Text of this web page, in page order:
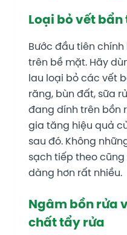
Loại bỏ vết
Bước đầu tiên
trên bề mặt. Hãy
lau loại bỏ các vết
răng, bùn đất, sữa
đang dính trên bồn
gia tăng hiệu quả
sau đó. Không
sạch tiếp theo
dàng hơn rất nhiều.
Ngâm bồn rửa
chất tẩy rửa